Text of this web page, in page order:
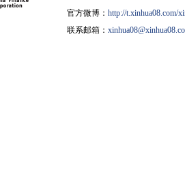
官方微博： http://t.xinhua08.com/
联系邮箱：